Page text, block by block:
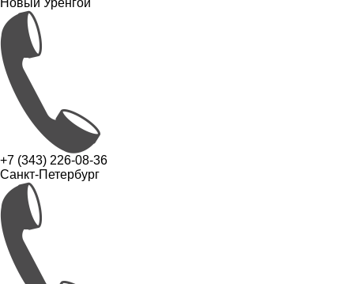
Новый Уренгой
+7 (343) 226-08-36
Санкт-Петербург